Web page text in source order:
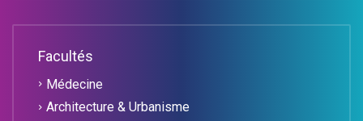
Facultés
Médecine
Architecture & Urbanisme